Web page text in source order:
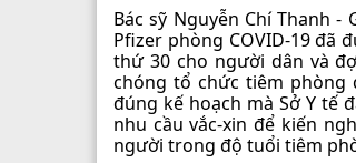
Bác sỹ Nguyễn Chí Thanh
Pfizer phòng COVID-19 đã
thứ 30 cho người dân và
chóng tổ chức tiêm phòng
đúng kế hoạch mà Sở Y tế
nhu cầu vắc-xin để kiến
người trong độ tuổi tiêm